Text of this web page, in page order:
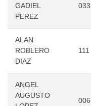
GADIEL
PEREZ
033
ALAN
ROBLERO
DIAZ
111
ANGEL
AUGUSTO
006